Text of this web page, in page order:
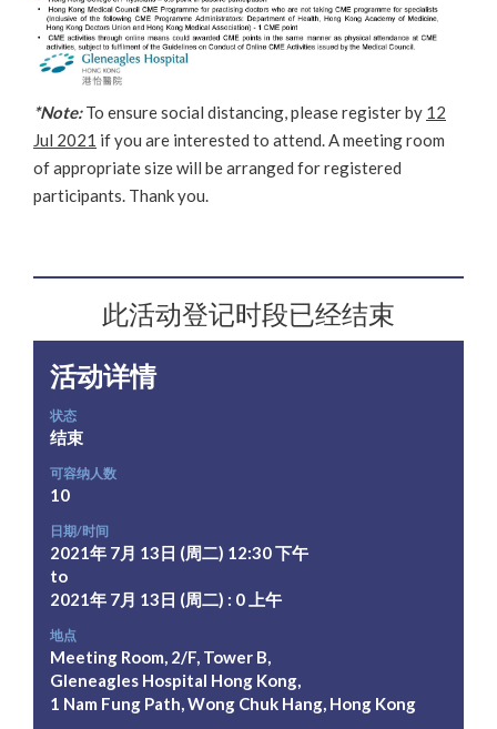
*Note:To ensure social distancing, please register by 12
Jul 2021 if you are interested to attend. A meeting room
of appropriate size will be arranged for registered
participants. Thank you.
此活动登记时段已经结束
活动详情
状态
结束
可容纳人数
10
日期/时间
2021年 7月 13日 (周二) 12:30 下午
to
2021年 7月 13日 (周二) : 0 上午
地点
Meeting Room, 2/F, Tower B,
Gleneagles Hospital Hong Kong,
1 Nam Fung Path, Wong Chuk Hang, Hong Kong